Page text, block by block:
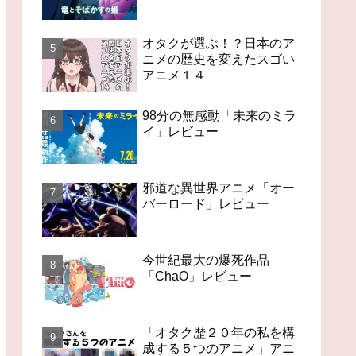
オタクが選ぶ！？日本のア
ニメの歴史を変えたスゴい
アニメ１４
98分の無感動「未来のミラ
イ」レビュー
邪道な異世界アニメ「オー
バーロード」レビュー
今世紀最大の爆死作品
「ChaO」レビュー
「オタク歴２０年の私を構
成する５つのアニメ」アニ